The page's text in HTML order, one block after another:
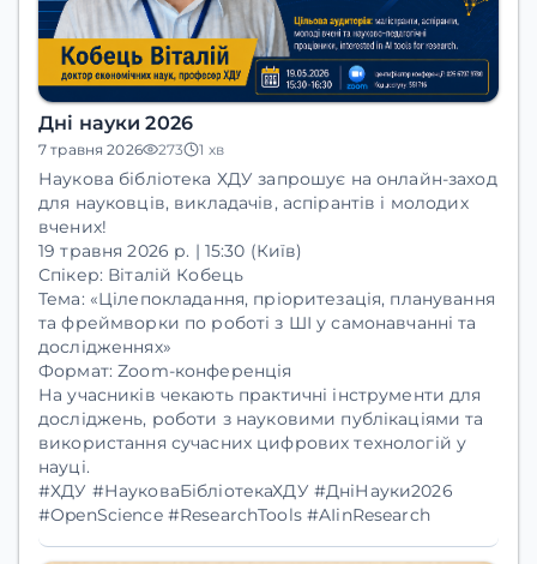
Дні науки 2026
7 травня 2026 273 1 хв
Наукова бібліотека ХДУ запрошує наонлайн-заход
для науковців, викладачів, аспірантів і молодих
вчених!
19 травня 2026 р. | 15:30 (Київ)
Спікер: Віталій Кобець
Тема: «Цілепокладання, пріоритезація, планування
та фреймворки по роботі з ШІ у самонавчанні та
дослідженнях»
Формат:Zoom-конференція
На учасників чекають практичні інструменти для
досліджень, роботи з науковими публікаціями та
використання сучасних цифрових технологій у
науці.
#ХДУ #НауковаБібліотекаХДУ #ДніНауки2026
#OpenScience #ResearchTools #AIinResearch